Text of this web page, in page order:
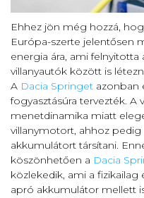
Ehhez jön még hozzá,
Európa-szerte jelentősen
energia ára, ami
villanyautók között is
A Dacia Springet azonban
fogyasztásúra tervezték.
menetdinamika miatt
villanymotort, ahhoz pedig
akkumulátort társítani.
köszönhetően a Dacia
közlekedik, ami a
apró akkumulátor mellett